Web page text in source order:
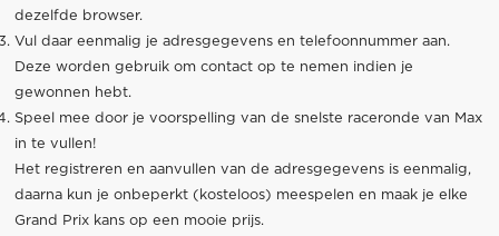
dezelfde browser.
Vul daar eenmalig je adresgegevens en telefoonnummer aan.
Deze worden gebruik om contact op te nemen indien je
gewonnen hebt.
Speel mee door je voorspelling van de snelste raceronde van Max
in te vullen!
Het registreren en aanvullen van de adresgegevens is eenmalig,
daarna kun je onbeperkt (kosteloos) meespelen en maak je elke
Grand Prix kans op een mooie prijs.